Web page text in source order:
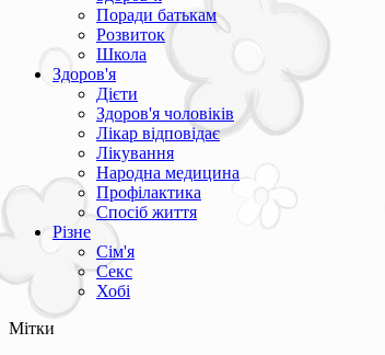
Поради батькам
Розвиток
Школа
Здоров'я
Дієти
Здоров'я чоловіків
Лікар відповідає
Лікування
Народна медицина
Профілактика
Спосіб життя
Різне
Сім'я
Секс
Хобі
Мітки